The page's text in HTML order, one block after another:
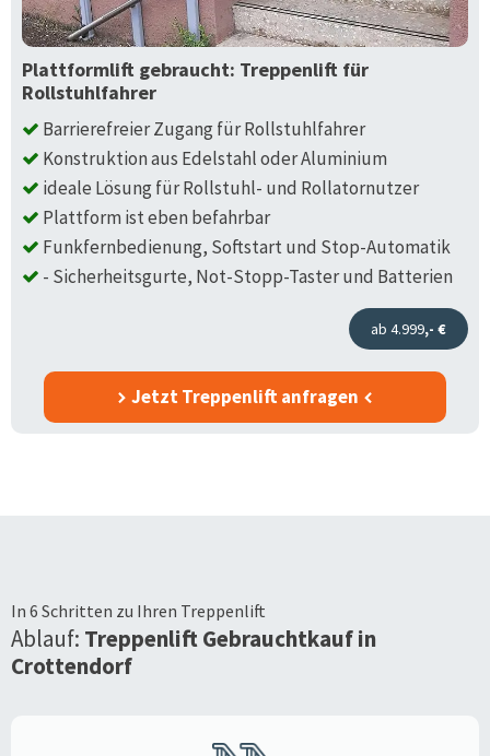
Plattformlift gebraucht: Treppenlift für
Rollstuhlfahrer
Barrierefreier Zugang für Rollstuhlfahrer
Konstruktion aus Edelstahl oder Aluminium
ideale Lösung für Rollstuhl- und Rollatornutzer
Plattform ist eben befahrbar
Funkfernbedienung, Softstart und Stop-Automatik
- Sicherheitsgurte, Not-Stopp-Taster und Batterien
ab 4.999,- €
Jetzt Treppenlift anfragen
In 6 Schritten zu Ihren Treppenlift
Ablauf: Treppenlift Gebrauchtkauf in
Crottendorf